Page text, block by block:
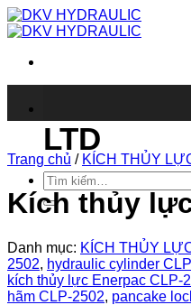
Chuyển
đến
dung
LTD
Tìm
kiếm:
Trang chủ / KÍCH THỦY
Kích thủy
Danh mục: KÍCH THỦY
2502, hydraulic cylinder
kích thủy lực Enerpac CLP-
hãm CLP-2502, pancake